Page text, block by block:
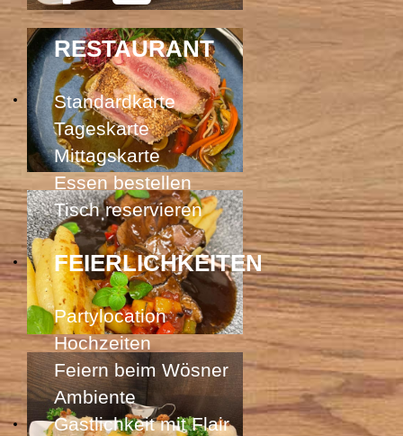
RESTAURANT
Standardkarte
Tageskarte
Mittagskarte
Essen bestellen
Tisch reservieren
FEIERLICHKEITEN
Partylocation
Hochzeiten
Feiern beim Wösner
Ambiente
Gastlichkeit mit Flair